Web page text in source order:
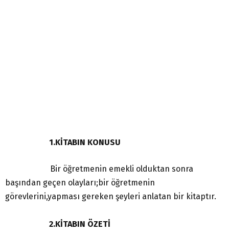
1.KİTABIN KONUSU
Bir öğretmenin emekli olduktan sonra
başından geçen olayları;bir öğretmenin
görevlerini,yapması gereken şeyleri anlatan bir kitaptır.
2.KİTABIN ÖZETİ